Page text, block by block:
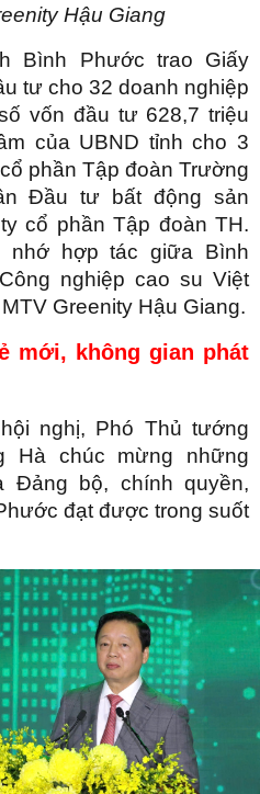
Hậu Giang
Bình Phước trao Giấy
tư cho 32 doanh nghiệp
vốn đầu tư 628,7 triệu
của UBND tỉnh cho 3
phần Tập đoàn Trường
Đầu tư bất động sản
cổ phần Tập đoàn TH.
hợp tác giữa Bình
nghiệp cao su Việt
Greenity Hậu Giang.
mới, không gian phát
nghị, Phó Thủ tướng
Hà chúc mừng những
Đảng bộ, chính quyền,
đạt được trong suốt